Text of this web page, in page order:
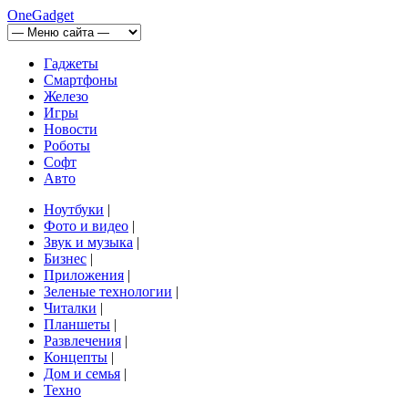
OneGadget
Гаджеты
Смартфоны
Железо
Игры
Новости
Роботы
Софт
Авто
Ноутбуки |
Фото и видео |
Звук и музыка |
Бизнес |
Приложения |
Зеленые технологии |
Читалки |
Планшеты |
Развлечения |
Концепты |
Дом и семья |
Техно